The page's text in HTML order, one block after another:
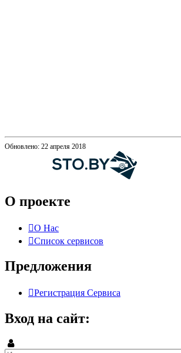
Обновлено: 22 апреля 2018
О проекте
О Нас
Список сервисов
Предложения
Регистрация Сервиса
Вход на сайт: